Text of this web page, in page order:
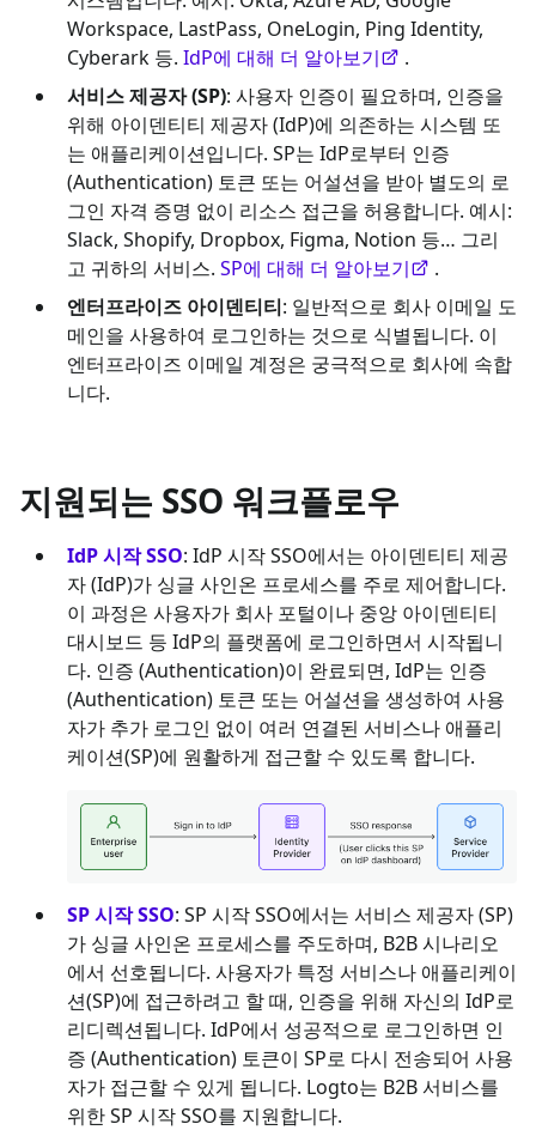
Workspace, LastPass, OneLogin, Ping Identity,
Cyberark 등. IdP에 대해 더 알아보기
.
서비스 제공자 (SP): 사용자 인증이 필요하며, 인증을
위해 아이덴티티 제공자 (IdP)에 의존하는 시스템 또
는 애플리케이션입니다. SP는 IdP로부터 인증
(Authentication) 토큰 또는 어설션을 받아 별도의 로
그인 자격 증명 없이 리소스 접근을 허용합니다. 예시:
Slack, Shopify, Dropbox, Figma, Notion 등… 그리
고 귀하의 서비스. SP에 대해 더 알아보기
.
엔터프라이즈 아이덴티티: 일반적으로 회사 이메일 도
메인을 사용하여 로그인하는 것으로 식별됩니다. 이
엔터프라이즈 이메일 계정은 궁극적으로 회사에 속합
니다.
지원되는 SSO 워크플로우
IdP 시작 SSO: IdP 시작 SSO에서는 아이덴티티 제공
자 (IdP)가 싱글 사인온 프로세스를 주로 제어합니다.
이 과정은 사용자가 회사 포털이나 중앙 아이덴티티
대시보드 등 IdP의 플랫폼에 로그인하면서 시작됩니
다. 인증 (Authentication)이 완료되면, IdP는 인증
(Authentication) 토큰 또는 어설션을 생성하여 사용
자가 추가 로그인 없이 여러 연결된 서비스나 애플리
케이션(SP)에 원활하게 접근할 수 있도록 합니다.
SP 시작 SSO: SP 시작 SSO에서는 서비스 제공자 (SP)
가 싱글 사인온 프로세스를 주도하며, B2B 시나리오
에서 선호됩니다. 사용자가 특정 서비스나 애플리케이
션(SP)에 접근하려고 할 때, 인증을 위해 자신의 IdP로
리디렉션됩니다. IdP에서 성공적으로 로그인하면 인
증 (Authentication) 토큰이 SP로 다시 전송되어 사용
자가 접근할 수 있게 됩니다. Logto는 B2B 서비스를
위한 SP 시작 SSO를 지원합니다.